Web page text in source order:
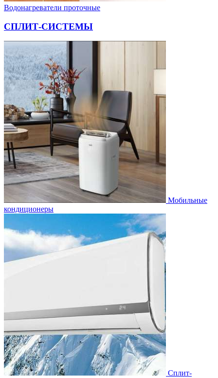
Водонагреватели проточные
СПЛИТ-СИСТЕМЫ
Мобильные
кондиционеры
Сплит-